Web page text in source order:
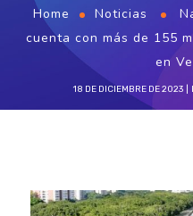
Home Noticias
cuenta con más de 155
en
18 DE DICIEMBRE DE 2023